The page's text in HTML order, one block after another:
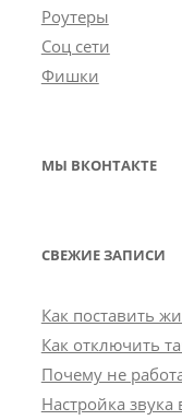
Роутеры
Соц сети
Фишки
МЫ ВКОНТАКТЕ
СВЕЖИЕ ЗАПИСИ
Как поставить
Как отключить
Почему не
Настройка звука